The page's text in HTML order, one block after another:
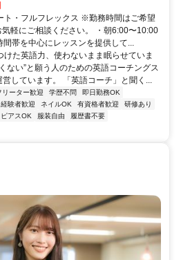
ト・フルフレックス ※勤務時間はご希望
軽にご相談ください。 ・朝6:00〜10:00
帯を中心にレッスンを提供して...
た英語力、使わないまま眠らせていま
ない”と願う人のための英語コーチングス
しています。 「英語コーチ」と聞く...
リーター歓迎 学歴不問
即日勤務OK
経験者歓迎 ネイルOK 有資格者歓迎
研修あり
ピアスOK 服装自由
履歴書不要